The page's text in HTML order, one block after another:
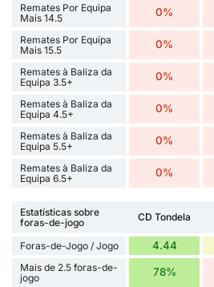
Remates Por Equipa
Mais 14.5
0%
Remates Por Equipa
Mais 15.5
0%
Remates à Baliza da
Equipa 3.5+
0%
Remates à Baliza da
Equipa 4.5+
0%
Remates à Baliza da
Equipa 5.5+
0%
Remates à Baliza da
Equipa 6.5+
0%
Estatísticas sobre
foras-de-jogo
CD Tondela
Foras-de-Jogo / Jogo 4.44
Mais de 2.5 foras-de-
jogo
78%